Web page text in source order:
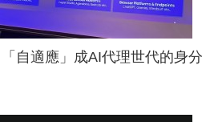
自適應」成AI代理世代的身分